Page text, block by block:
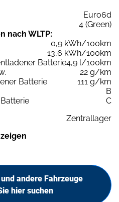
Euro6d
4 (Green)
nach WLTP:
0,9 kWh/100km
13,6 kWh/100km
Batterie4,9 l/100km
22 g/km
Batterie
111 g/km
B
C
Zentrallager
andere Fahrzeuge
hier suchen